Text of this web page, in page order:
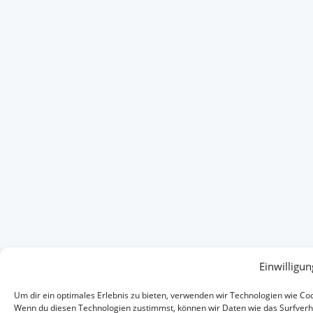
Um dir ein optimales Erlebnis zu bieten, verwenden wir Technologien wie
Wenn du diesen Technologien zustimmst, können wir Daten wie das